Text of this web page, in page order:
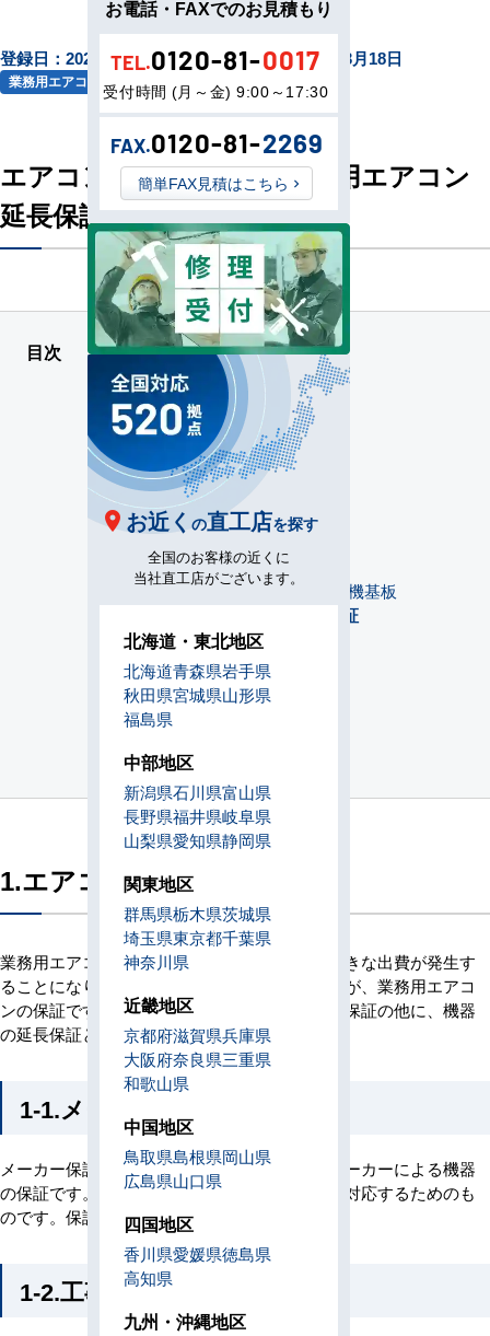
登録日： 2026年01月13日最終更新日：2026年03月18日
業務用エアコンについて
エアコンセンターACの業務用エアコン
延長保証について
目次
エアコンの保証
メーカー保証
工事保証
機器の延長保証
延長保証の必要性
急な出費を抑える
管理のしやすさ
業務用エアコンの修理費
コンプレッサー
熱交換器
ファンモーター及び室内機基板
エアコンセンターACの延長保証
保証対象
保証期間
保証料金
上限金額
対象外事例
まとめ
1.エアコンの保証
業務用エアコンが突然壊れてしまうと、急に大きな出費が発生す
ることになります。そんな急な出費を抑えるのが、業務用エアコ
ンの保証です。保証には、メーカー保証・工事保証の他に、機器
の延長保証という制度が存在します。
1-1.メーカー保証
メーカー保証とは、製品購入時に付帯されるメーカーによる機器
の保証です。主に、初期不良や製造上の欠陥に対応するためのも
のです。保証期間は1年間になります。
1-2.工事保証
お電話・FAXでのお見積もり
TEL.0120-81-0017
受付時間 (月～金) 9:00～17:30
FAX.0120-81-2269
簡単FAX見積はこちら
お近く の直工店を探す
全国のお客様の近くに
当社直工店がございます。
北海道・東北地区
北海道青森県岩手県
秋田県宮城県山形県
福島県
中部地区
新潟県石川県富山県
長野県福井県岐阜県
山梨県愛知県静岡県
関東地区
群馬県栃木県茨城県
埼玉県東京都千葉県
神奈川県
近畿地区
京都府滋賀県兵庫県
大阪府奈良県三重県
和歌山県
中国地区
鳥取県島根県岡山県
広島県山口県
四国地区
香川県愛媛県徳島県
高知県
九州・沖縄地区